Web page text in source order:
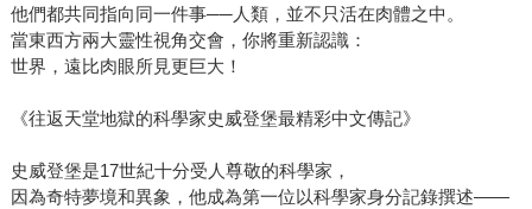
他們都共同指向同一件事──人類，並不只活在肉體之中。
當東西方兩大靈性視角交會，你將重新認識：
世界，遠比肉眼所見更巨大！
《往返天堂地獄的科學家史威登堡最精彩中文傳記》
史威登堡是17世紀十分受人尊敬的科學家，
因為奇特夢境和異象，他成為第一位以科學家身分記錄撰述——